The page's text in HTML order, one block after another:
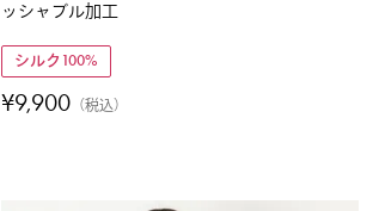
ッシャブル加工
シルク100%
¥9,900 税込